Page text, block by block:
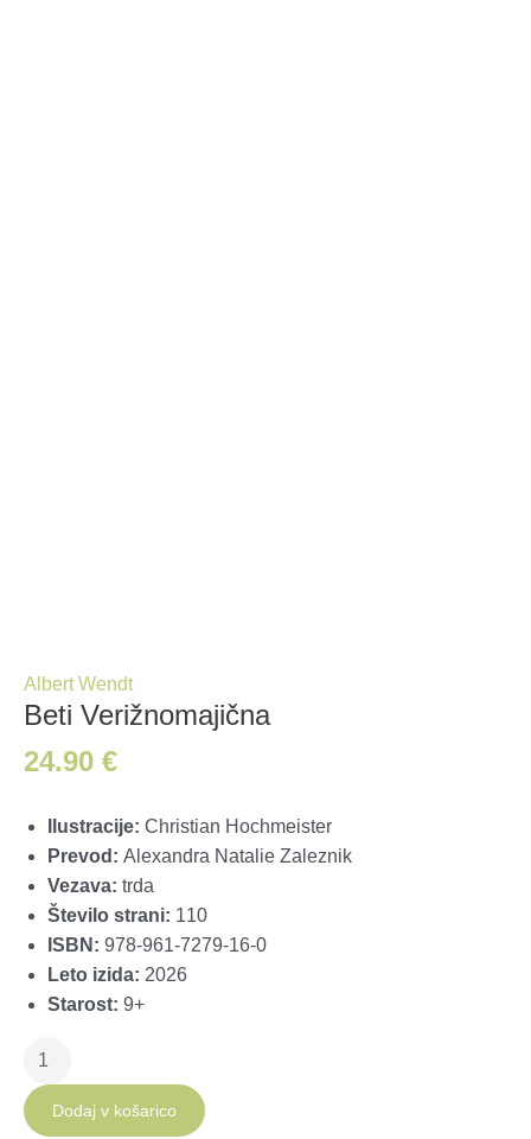
Albert Wendt
Beti Verižnomajična
24.90 €
Ilustracije: Christian Hochmeister
Prevod: Alexandra Natalie Zaleznik
Vezava: trda
Število strani: 110
ISBN: 978-961-7279-16-0
Leto izida: 2026
Starost: 9+
Beti
Verižnomajična
količinaDodaj v košarico